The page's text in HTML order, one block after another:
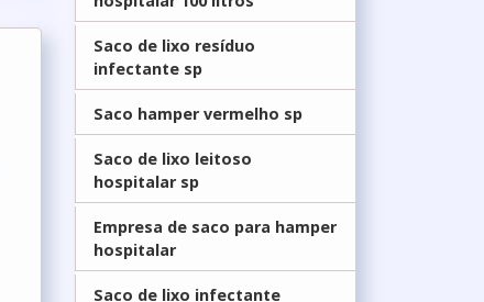
Saco de lixo resíduo
infectante sp
Saco hamper vermelho sp
Saco de lixo leitoso
hospitalar sp
Empresa de saco para hamper
hospitalar
Saco de lixo infectante